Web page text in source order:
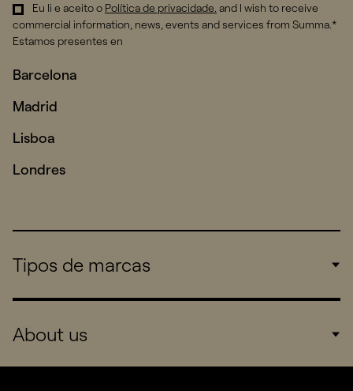
Eu li e aceito o Política de privacidade. and I wish to receive
commercial information, news, events and services from Summa.*
Estamos presentes en
Barcelona
Madrid
Lisboa
Londres
Tipos de marcas
Consumers
About us